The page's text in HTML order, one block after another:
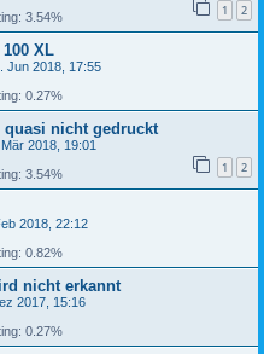
1 2
3.54%
XL
Jun 2018, 17:55
0.27%
nicht gedruckt
2018, 19:01
1 2
3.54%
2018, 22:12
0.82%
nicht erkannt
2017, 15:16
0.27%